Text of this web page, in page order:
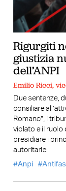
Rigurgiti
giustizia
dell’ANPI
Emilio Ricci,
Due sentenze,
consiliare
Romano”, i
violato e il ruolo
presidiare i
autoritarie
Anpi